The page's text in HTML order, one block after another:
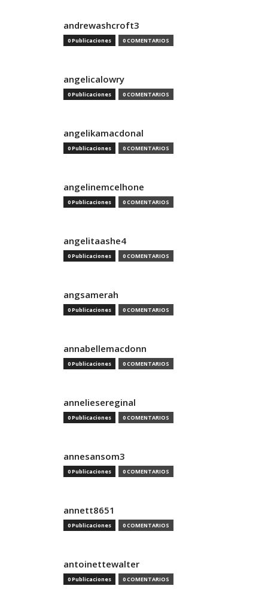
andrewashcroft3
0 Publicaciones 0 COMENTARIOS
angelicalowry
0 Publicaciones 0 COMENTARIOS
angelikamacdonal
0 Publicaciones 0 COMENTARIOS
angelinemcelhone
0 Publicaciones 0 COMENTARIOS
angelitaashe4
0 Publicaciones 0 COMENTARIOS
angsamerah
0 Publicaciones 0 COMENTARIOS
annabellemacdonn
0 Publicaciones 0 COMENTARIOS
anneliesereginal
0 Publicaciones 0 COMENTARIOS
annesansom3
0 Publicaciones 0 COMENTARIOS
annett8651
0 Publicaciones 0 COMENTARIOS
antoinettewalter
0 Publicaciones 0 COMENTARIOS